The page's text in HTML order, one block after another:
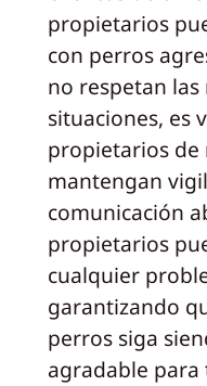
propietarios
con perros
no respetan las
situaciones, es
propietarios de
mantengan
comunicación
propietarios
cualquier
garantizando
perros siga
agradable para